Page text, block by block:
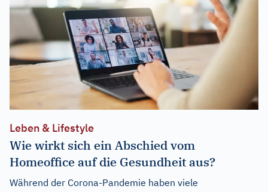
Leben & Lifestyle
Wie wirkt sich ein Abschied vom
Homeoffice auf die Gesundheit aus?
Während der Corona-Pandemie haben viele